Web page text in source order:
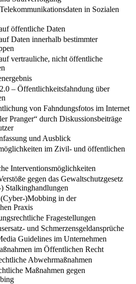
in Sozialen
öffentliche Daten
Daten innerhalb bestimmter
vertrauliche, nicht öffentliche
– Öffentlichkeitsfahndung über
von Fahndungsfotos im Internet
Pranger“ durch Diskussionsbeiträge
und Ausblick
im Zivil- und öffentlichen
Interventionsmöglichkeiten
gegen das Gewaltschutzgesetz
Stalkinghandlungen
)Mobbing in der
Praxis
Fragestellungen
und Schmerzensgeldansprüche
Guidelines im Unternehmen
im Öffentlichen Recht
Abwehrmaßnahmen
Maßnahmen gegen